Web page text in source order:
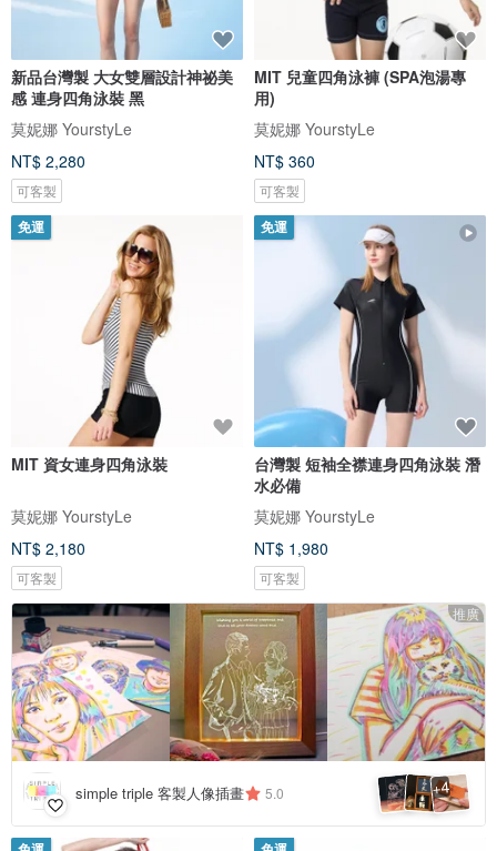
新品台灣製 大女雙層設計神祕美
感 連身四角泳裝 黑
莫妮娜 YourstyLe
NT$ 2,280
可客製
MIT 兒童四角泳褲 (SPA泡湯專
用)
莫妮娜 YourstyLe
NT$ 360
可客製
免運
MIT 資女連身四角泳裝
莫妮娜 YourstyLe
NT$ 2,180
可客製
免運
台灣製 短袖全襟連身四角泳裝 潛
水必備
莫妮娜 YourstyLe
NT$ 1,980
可客製
推廣
simple triple 客製人像插畫 5.0 +4